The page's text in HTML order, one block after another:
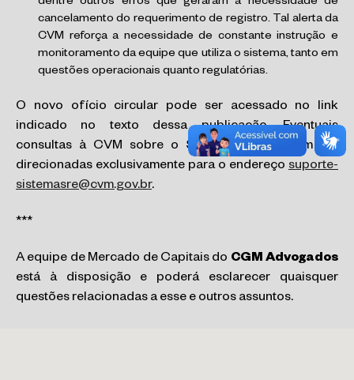
cancelamento do requerimento de registro. Tal alerta da
CVM reforça a necessidade de constante instrução e
monitoramento da equipe que utiliza o sistema, tanto em
questões operacionais quanto regulatórias.
O novo ofício circular pode ser acessado no link
indicado no texto dessa publicação. Eventuais
consultas à CVM sobre o Sistema SRE podem ser
direcionadas exclusivamente para o endereço suporte-
sistemasre@cvm.gov.br.
***
A equipe de Mercado de Capitais do CGM Advogados
está à disposição e poderá esclarecer quaisquer
questões relacionadas a esse e outros assuntos.